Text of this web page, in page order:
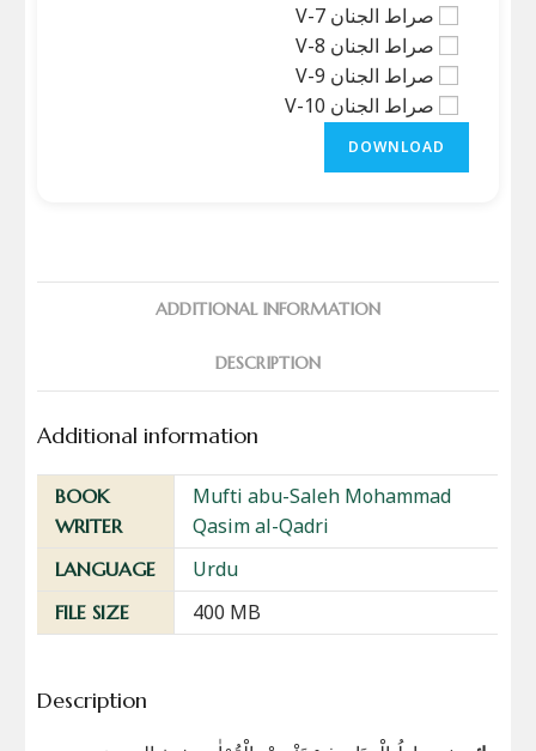
صراط الجنان V-7
صراط الجنان V-8
صراط الجنان V-9
صراط الجنان V-10
DOWNLOAD
ADDITIONAL INFORMATION
DESCRIPTION
Additional information
BOOK
WRITER
Mufti abu-Saleh Mohammad
Qasim al-Qadri
LANGUAGE Urdu
FILE SIZE 400 MB
Description